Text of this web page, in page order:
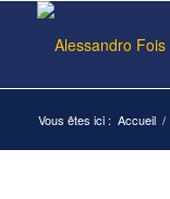
Vous êtes ici : Accueil /